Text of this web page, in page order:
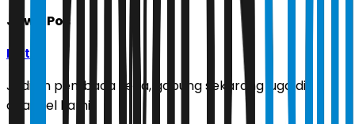
Jawa Pos
Ikuti
Jadilah pembaca setia, gabung sekarang juga di
channel kami!